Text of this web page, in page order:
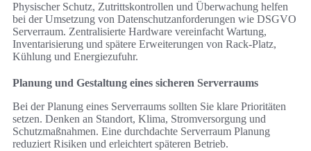
Physischer Schutz, Zutrittskontrollen und Überwachung helfen
bei der Umsetzung von Datenschutzanforderungen wie DSGVO
Serverraum. Zentralisierte Hardware vereinfacht Wartung,
Inventarisierung und spätere Erweiterungen von Rack-Platz,
Kühlung und Energiezufuhr.
Planung und Gestaltung eines sicheren Serverraums
Bei der Planung eines Serverraums sollten Sie klare Prioritäten
setzen. Denken an Standort, Klima, Stromversorgung und
Schutzmaßnahmen. Eine durchdachte Serverraum Planung
reduziert Risiken und erleichtert späteren Betrieb.